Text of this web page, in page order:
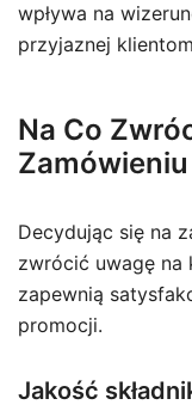
wpływa na
przyjaznej
Na Co
Decydując się na
zwrócić uwagę na
zapewnią
promocji.
Jakość